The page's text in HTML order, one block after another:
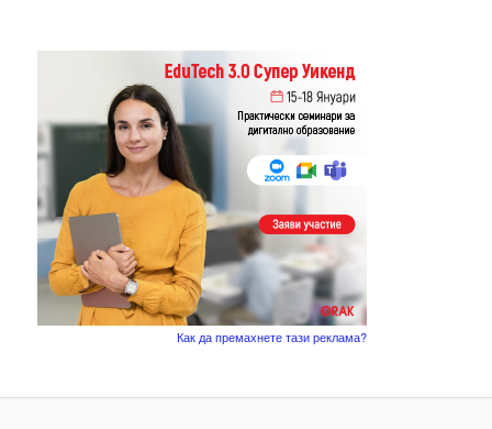
Как да премахнете тази реклама?